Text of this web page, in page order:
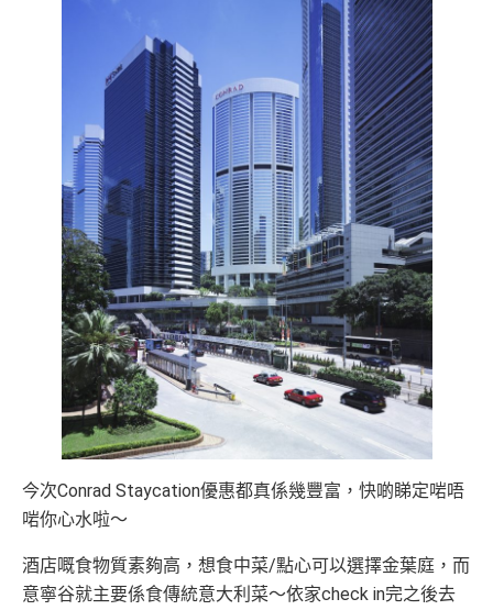
今次Conrad Staycation優惠都真係幾豐富，快啲睇定啱唔
啱你心水啦～
酒店嘅食物質素夠高，想食中菜/點心可以選擇金葉庭，而
意寧谷就主要係食傳統意大利菜～依家check in完之後去